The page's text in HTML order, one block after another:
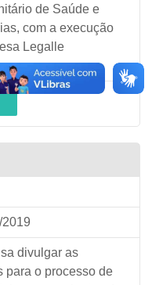
de Saúde e
com a execução
Legalle
divulgar as
para o processo de